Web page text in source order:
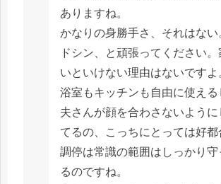
ありますね。
かなりの身勝手さ、それはない
ドシン、と頑張ってください
いといけない理由はないですよ
浴室もキッチンも自由に使える
夫さんが顔を合わさないよう
てるの、こっちにとっては好都
調停は常識の範囲はしっかり守
るのですね。